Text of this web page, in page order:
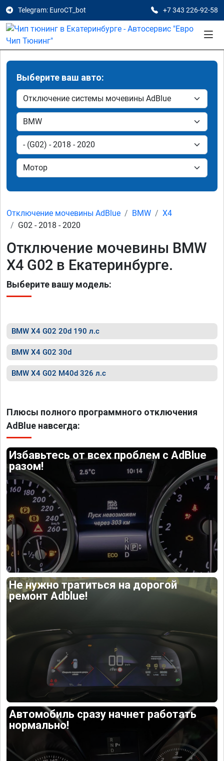
Telegram: EuroCT_bot +7 343 226-92-58
Выберите ваш авто:
Отключение мочевины AdBlue BMW
X4
G02 - 2018 - 2020
Отключение мочевины BMW
X4 G02 в Екатеринбурге.
Выберите вашу модель:
BMW X4 G02 20d 190 л.с
BMW X4 G02 30d
BMW X4 G02 M40d 326 л.с
Плюсы полного программного отключения
AdBlue навсегда:
Избавьтесь от всех проблем с AdBlue
разом!
Не нужно тратиться на дорогой
ремонт Adblue!
Автомобиль сразу начнет работать
нормально!